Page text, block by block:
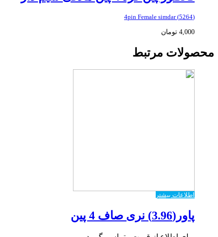
(5264) 4pin Female simdar
4,000 تومان
محصولات مرتبط
اطلاعات بیشتر
پاور(3.96) نری صاف 4 پین